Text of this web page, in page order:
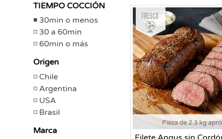
TIEMPO COCCIÓN
30min o menos
30 a 60min
60min o más
Origen
Chile
Argentina
USA
Brasil
Marca
Pieza de 2.3 kg
Fresco